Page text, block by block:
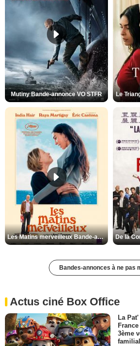
Mutiny Bande-annonce VO STFR Le
Les Matins merveilleux Bande-annonce VF
Bandes-annonces à ne pas
Actus ciné Box Office
La
3ème